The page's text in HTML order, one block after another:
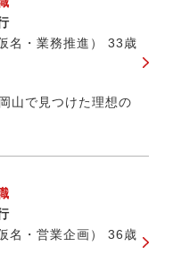
名・業務推進） 33歳
山で見つけた理想の
名・営業企画） 36歳